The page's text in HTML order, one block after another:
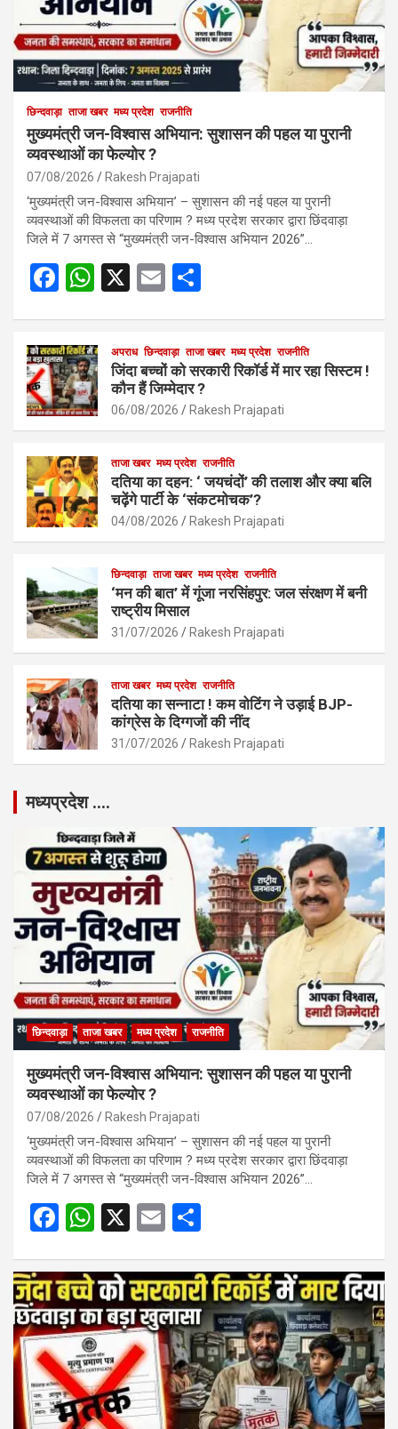
छिन्दवाड़ा ताजा खबर मध्य प्रदेश राजनीति
मुख्यमंत्री जन-विश्वास अभियान: सुशासन की पहल या पुरानी
व्यवस्थाओं का फेल्योर ?
07/08/2026 Rakesh Prajapati
‘मुख्यमंत्री जन-विश्वास अभियान’ – सुशासन की नई पहल या पुरानी
व्यवस्थाओं की विफलता का परिणाम ? मध्य प्रदेश सरकार द्वारा छिंदवाड़ा
जिले में 7 अगस्त से “मुख्यमंत्री जन-विश्वास अभियान 2026”…
F
b
o
o
k
W
s
A
p
p
X
E
e
अपराध छिन्दवाड़ा ताजा खबर मध्य प्रदेश राजनीति
जिंदा बच्चों को सरकारी रिकॉर्ड में मार रहा सिस्टम !
कौन हैं जिम्मेदार ?
06/08/2026 Rakesh Prajapati
ताजा खबर मध्य प्रदेश राजनीति
दतिया का दहन: ‘ जयचंदों’ की तलाश और क्या बलि
चढ़ेंगे पार्टी के ‘संकटमोचक’?
04/08/2026 Rakesh Prajapati
छिन्दवाड़ा ताजा खबर मध्य प्रदेश राजनीति
‘मन की बात’ में गूंजा नरसिंहपुर: जल संरक्षण में बनी
राष्ट्रीय मिसाल
31/07/2026 Rakesh Prajapati
ताजा खबर मध्य प्रदेश राजनीति
दतिया का सन्नाटा ! कम वोटिंग ने उड़ाई BJP-
कांग्रेस के दिग्गजों की नींद
31/07/2026 Rakesh Prajapati
मध्यप्रदेश ….
छिन्दवाड़ा ताजा खबर मध्य प्रदेश राजनीति
मुख्यमंत्री जन-विश्वास अभियान: सुशासन की पहल या पुरानी
व्यवस्थाओं का फेल्योर ?
07/08/2026 Rakesh Prajapati
‘मुख्यमंत्री जन-विश्वास अभियान’ – सुशासन की नई पहल या पुरानी
व्यवस्थाओं की विफलता का परिणाम ? मध्य प्रदेश सरकार द्वारा छिंदवाड़ा
जिले में 7 अगस्त से “मुख्यमंत्री जन-विश्वास अभियान 2026”…
F
ce
b
o
o
k
W
at
s
A
p
p
X
E
ail ar
e